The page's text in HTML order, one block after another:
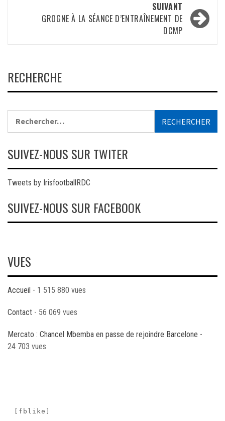
SUIVANT
GROGNE À LA SÉANCE D’ENTRAÎNEMENT DE
DCMP
RECHERCHE
SUIVEZ-NOUS SUR TWITER
Tweets by IrisfootballRDC
SUIVEZ-NOUS SUR FACEBOOK
VUES
Accueil - 1 515 880 vues
Contact - 56 069 vues
Mercato : Chancel Mbemba en passe de rejoindre Barcelone -
24 703 vues
[fblike]